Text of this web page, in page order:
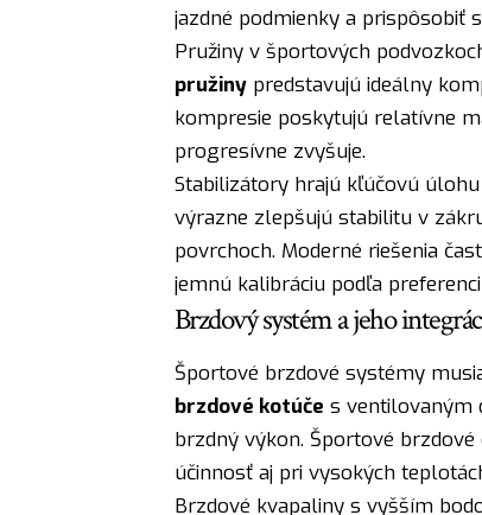
jazdné podmienky a prispôsobiť
Pružiny v športových
pružinypredstavujú ideálny
kompresie poskytujú relatívne
progresívne zvyšuje.
Stabilizátory hrajú kľúčovú
výrazne zlepšujú stabilitu v
povrchoch. Moderné riešenia
jemnú kalibráciu podľa
Brzdový systém a jeho
Športové brzdové systémy
brzdové kotúče s ventilovaným
brzdný výkon. Športové
účinnosť aj pri vysokých
Brzdové kvapaliny s vyšším